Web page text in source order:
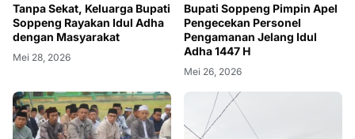
Tanpa Sekat, Keluarga Bupati
Soppeng Rayakan Idul Adha
dengan Masyarakat
Mei 28, 2026
Bupati Soppeng Pimpin Apel
Pengecekan Personel
Pengamanan Jelang Idul
Adha 1447 H
Mei 26, 2026